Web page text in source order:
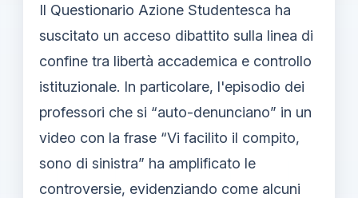
Il Questionario Azione Studentesca ha
suscitato un acceso dibattito sulla linea di
confine tra libertà accademica e controllo
istituzionale. In particolare, l'episodio dei
professori che si “auto-denunciano” in un
video con la frase “Vi facilito il compito,
sono di sinistra” ha amplificato le
controversie, evidenziando come alcuni